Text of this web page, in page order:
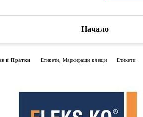
Начало
и Пратки Етикети, Маркиращи клещи Етикети